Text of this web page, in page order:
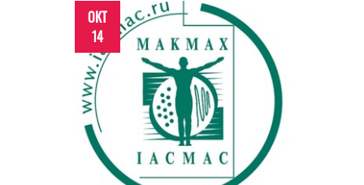
ОКТ
14